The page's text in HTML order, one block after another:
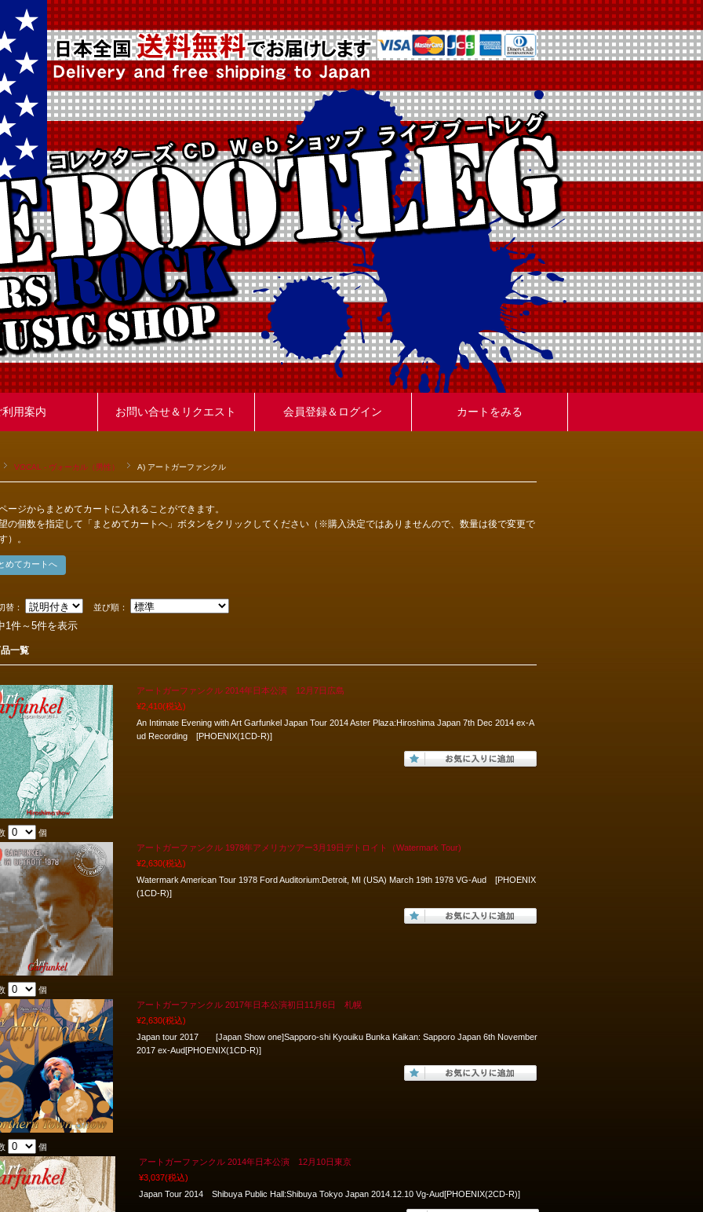
利用案内 お問い合せ＆リクエスト 会員登録＆ログイン カートをみる
VOCAL - ヴォーカル（男性） A) アートガーファンクル
ージからまとめてカートに入れることができます。
の個数を指定して「まとめてカートへ」ボタンをクリックしてください（※購入決定ではありませんので、数量は後で変更で
）。
替： 並び順：
1件～5件を表示
一覧
アートガーファンクル 2014年日本公演 12月7日広島
¥2,410(税込)
An Intimate Evening with Art Garfunkel Japan Tour 2014 Aster Plaza:Hiroshima Japan 7th Dec 2014 ex-A
ud Recording [PHOENIX(1CD-R)]
個
アートガーファンクル 1978年アメリカツアー3月19日デトロイト（Watermark Tour)
¥2,630(税込)
Watermark American Tour 1978 Ford Auditorium:Detroit, MI (USA) March 19th 1978 VG-Aud [PHOENIX
(1CD-R)]
個
アートガーファンクル 2017年日本公演初日11月6日 札幌
¥2,630(税込)
Japan tour 2017 [Japan Show one]Sapporo-shi Kyouiku Bunka Kaikan: Sapporo Japan 6th November
2017 ex-Aud[PHOENIX(1CD-R)]
個
アートガーファンクル 2014年日本公演 12月10日東京
¥3,037(税込)
Japan Tour 2014 Shibuya Public Hall:Shibuya Tokyo Japan 2014.12.10 Vg-Aud[PHOENIX(2CD-R)]